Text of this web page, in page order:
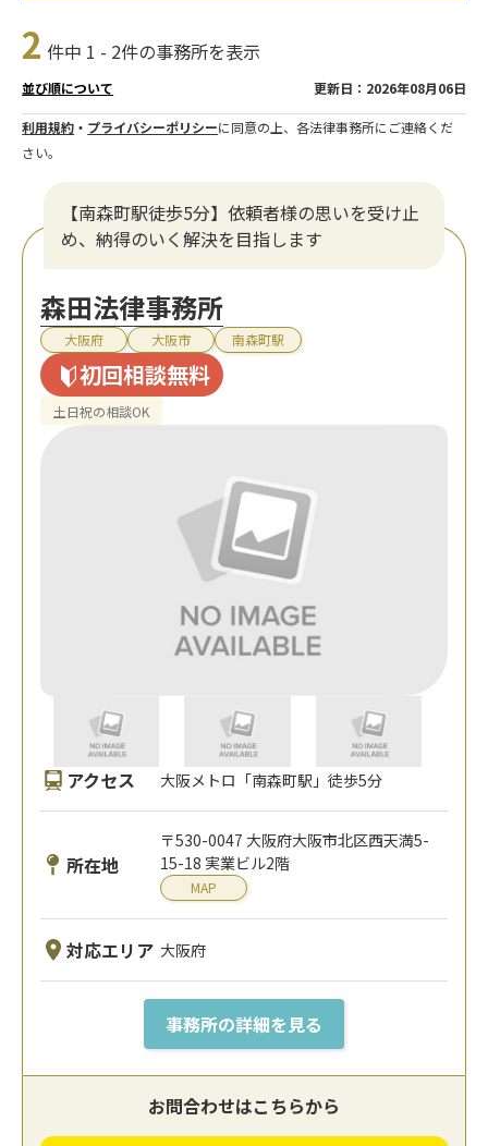
2 件中 1 - 2件の事務所を表示
並び順について 更新日：2026年08月06日
利用規約 ・ プライバシーポリシーに同意の上、各法律事務所にご連絡くだ
さい。
【南森町駅徒歩5分】依頼者様の思いを受け止
め、納得のいく解決を目指します
森田法律事務所
大阪府 大阪市 南森町駅
初回相談無料
土日祝の相談OK
アクセス 大阪メトロ「南森町駅」徒歩5分
所在地
〒530-0047 大阪府大阪市北区西天満5-
15-18 実業ビル2階
MAP
対応エリア 大阪府
事務所の詳細を見る
お問合わせはこちらから